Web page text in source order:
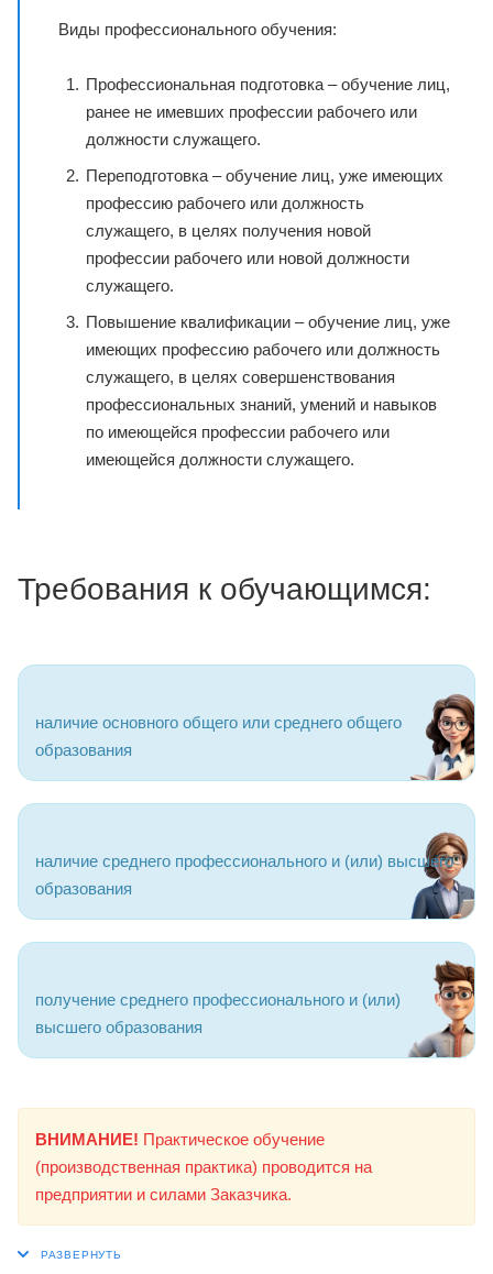
Виды профессионального обучения:
Профессиональная подготовка – обучение лиц,
ранее не имевших профессии рабочего или
должности служащего.
Переподготовка – обучение лиц, уже имеющих
профессию рабочего или должность
служащего, в целях получения новой
профессии рабочего или новой должности
служащего.
Повышение квалификации – обучение лиц, уже
имеющих профессию рабочего или должность
служащего, в целях совершенствования
профессиональных знаний, умений и навыков
по имеющейся профессии рабочего или
имеющейся должности служащего.
Требования к обучающимся:
наличие основного общего или среднего общего
образования
наличие среднего профессионального и (или) высшего
образования
получение среднего профессионального и (или)
высшего образования
ВНИМАНИЕ! Практическое обучение
(производственная практика) проводится на
предприятии и силами Заказчика.